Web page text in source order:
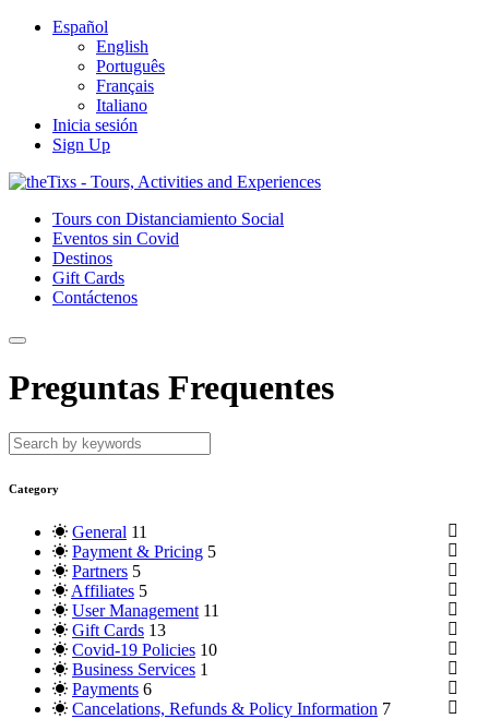
Español
English
Português
Français
Italiano
Inicia sesión
Sign Up
Tours con Distanciamiento Social
Eventos sin Covid
Destinos
Gift Cards
Contáctenos
Preguntas Frequentes
Category
General 11
- About TheTixs 4
- Licensing 0
- Glosary 1
Payment & Pricing 5
Partners 5
Affiliates 5
User Management 11
- Reviews 8
- Member Benefits
Gift Cards 13
Covid-19 Policies 10
Business Services 1
- Business 2 Business
- Marketing
- Consulting
- International Representation
Payments 6
Cancelations, Refunds & Policy Information 7